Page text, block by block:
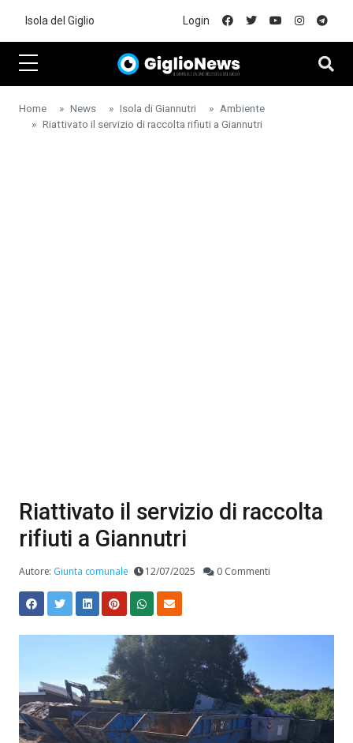
Isola del Giglio Login
Home News Isola di Giannutri
Ambiente
Riattivato il servizio di raccolta rifiuti a Giannutri
Riattivato il servizio di raccolta
rifiuti a Giannutri
Autore: Giunta comunale 12/07/2025 0 Commenti